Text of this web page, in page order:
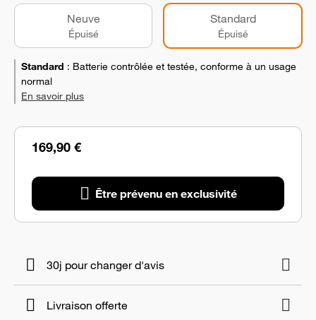
169,90 €
Être prévenu en exclusivité
Neuve
Épuisé
Standard
Épuisé
Standard : Batterie contrôlée et testée, conforme à un usage
normal
En savoir plus
30j pour changer d'avis
Livraison offerte